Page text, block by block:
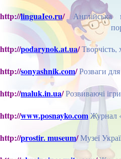
http://linguaIeo.ru/Англійська
портал: новини,
http://podarynok.at.ua/Творчість,
http://sonyashnik.com/Розваги для
http://maluk.in.ua/Розвиваючі
http://www.posnayko.comЖурнал
httр://рrostir. museum/Музеї